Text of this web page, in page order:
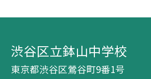
渋谷区立鉢山中学校
東京都渋谷区鶯谷町9番1号